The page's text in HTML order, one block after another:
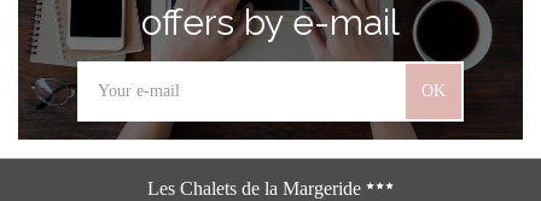
offers by e-mail
OK
Les Chalets de la Margeride